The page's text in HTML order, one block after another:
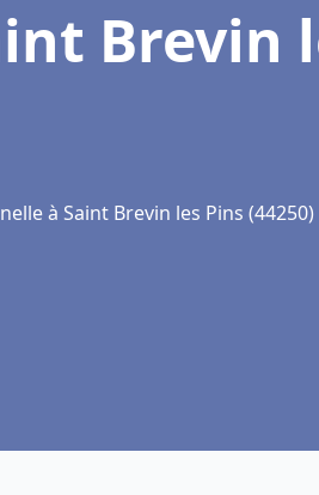
Brevin
à Saint Brevin les Pins (44250)